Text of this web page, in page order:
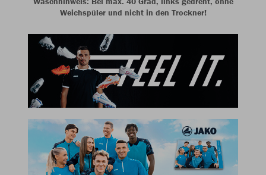
Weichspüler und nicht in den Trockner!